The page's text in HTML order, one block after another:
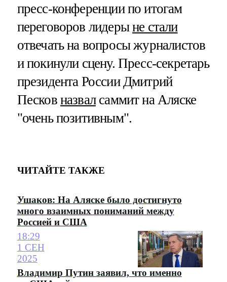
пресс-конференции по итогам
переговоров лидерыне стали
отвечать на вопросы журналистов
и покинули сцену. Пресс-секретарь
президента России Дмитрий
Песков назвалсаммит на Аляске
"очень позитивным".
ЧИТАЙТЕ ТАКЖЕ
Ушаков: На Аляске было достигнуто
много взаимных пониманий между
Россией и США
18:29
1 СЕН
2025
Владимир Путин заявил, что именно